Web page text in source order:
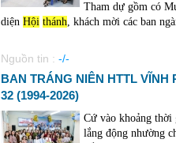
Tham dự gồm có
diện Hội thánh, khách mời các ban
Nguồn tin : -/-
BAN TRÁNG NIÊN HTTL
32 (1994-2026)
Cứ vào khoảng thời
lắng động nhường